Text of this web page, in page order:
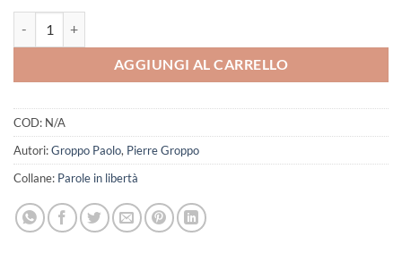
AGGIUNGI AL CARRELLO
COD: N/A
Autori:Groppo Paolo, Pierre Groppo
Collane: Parole in libertà